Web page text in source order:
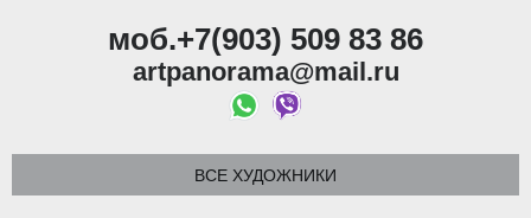
моб.+7(903) 509 83 86
artpanorama@mail.ru
ВСЕ ХУДОЖНИКИ